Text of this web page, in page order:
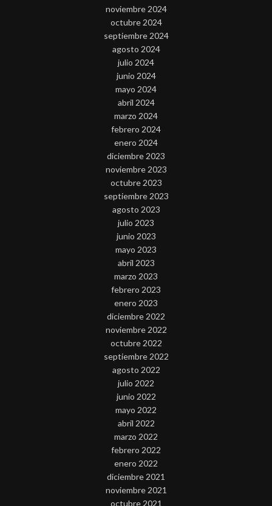
noviembre 2024
octubre 2024
septiembre 2024
agosto 2024
julio 2024
junio 2024
mayo 2024
abril 2024
marzo 2024
febrero 2024
enero 2024
diciembre 2023
noviembre 2023
octubre 2023
septiembre 2023
agosto 2023
julio 2023
junio 2023
mayo 2023
abril 2023
marzo 2023
febrero 2023
enero 2023
diciembre 2022
noviembre 2022
octubre 2022
septiembre 2022
agosto 2022
julio 2022
junio 2022
mayo 2022
abril 2022
marzo 2022
febrero 2022
enero 2022
diciembre 2021
noviembre 2021
octubre 2021